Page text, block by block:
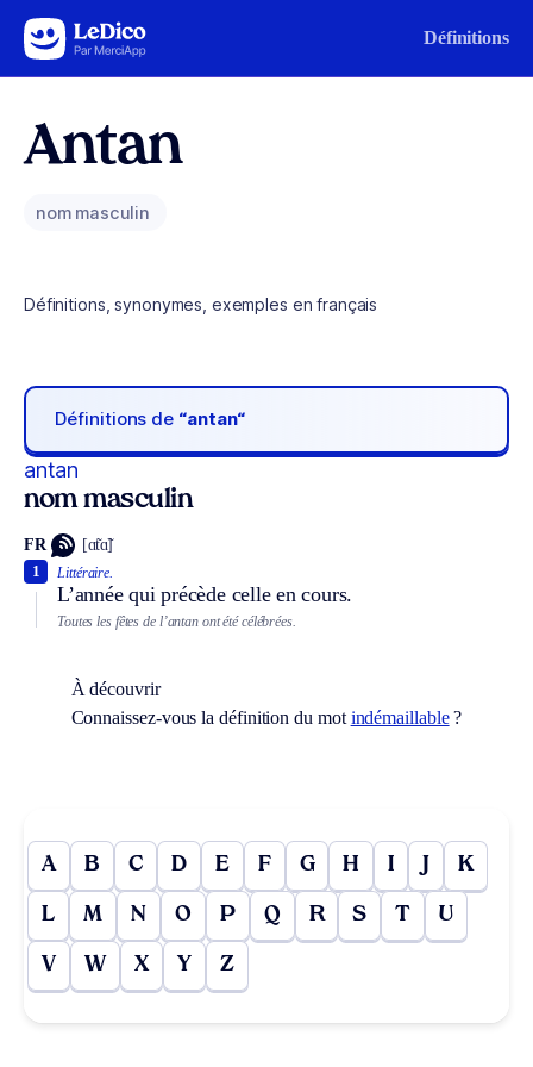
Aller au contenu Définitions
Antan
nom masculin
Définitions, synonymes, exemples en français
Définitions de “antan“
antan
nom masculin
FR [ɑ̃tɑ̃]
Littéraire.
L’année qui précède celle en cours.
1
Toutes les fêtes de l’antan ont été célébrées.
À découvrir
Connaissez-vous la définition du mot indémaillable?
A B C D E F G H I J K
L M N O P Q R S T U
V W X Y Z